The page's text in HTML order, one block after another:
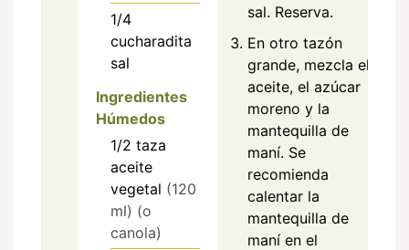
1/4
cucharadita
sal
Ingredientes
Húmedos
1/2 taza
aceite
vegetal (120
ml) (o
canola)
sal. Reserva.
En otro tazón
grande, mezcla el
aceite, el azúcar
moreno y la
mantequilla de
maní. Se
recomienda
calentar la
mantequilla de
maní en el